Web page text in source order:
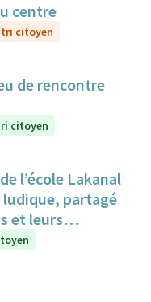
centre
tri citoyen
de rencontre
citoyen
l’école Lakanal
ludique, partagé
et leurs